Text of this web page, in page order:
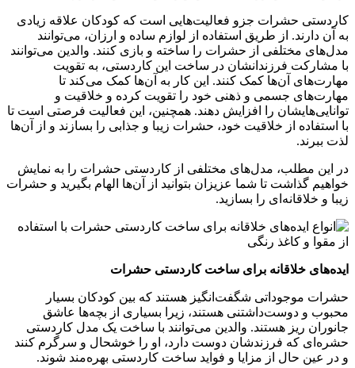
کاردستی حشرات جزو فعالیت‌هایی است که کودکان علاقه زیادی
به آن دارند. از طریق استفاده از لوازم ساده و ارزان، می‌توانند
مدل‌های مختلفی از حشرات را ساخته و بازی کنند. والدین می‌توانند
با مشارکت فرزندانشان در ساخت این کاردستی، به تقویت
مهارت‌های آن‌ها کمک کنند. این کار به آن‌ها کمک می‌کند تا
مهارت‌های جسمی و ذهنی خود را تقویت کرده و خلاقیت و
توانایی‌هایشان را افزایش دهند. همچنین، این فعالیت فرصتی است تا
با استفاده از خلاقیت خود، حشرات زیبا و جذابی را بسازند و از آن‌ها
لذت ببرند.
در این مطلب، مدل‌های مختلفی از کاردستی حشرات را به نمایش
خواهیم گذاشت تا شما عزیزان بتوانید از آن‌ها الهام بگیرید و حشرات
زیبا و خلاقانه‌ای را بسازید.
ایده‌های خلاقانه برای ساخت کاردستی حشرات
حشرات موجوداتی شگفت‌انگیز هستند که بین کودکان بسیار
محبوب و دوست‌داشتنی هستند، زیرا بسیاری از بچه‌ها عاشق
جانوران ریز هستند. والدین می‌توانند با ساخت یک مدل کاردستی
حشره‌ای که فرزندشان دوست دارد، او را خوشحال و سرگرم کنند
و در عین حال از مزایا و فواید ساخت کاردستی بهره‌مند شوند.